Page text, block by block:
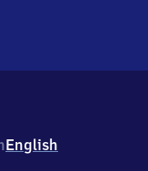
English